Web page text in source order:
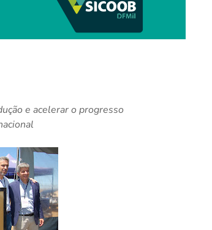
e acelerar o progresso